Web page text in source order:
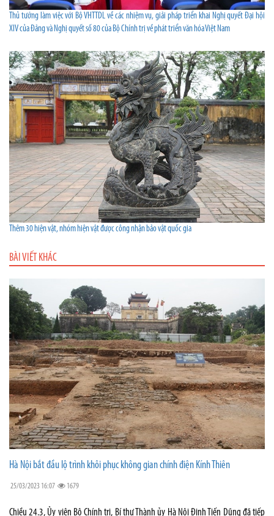
Thủ tướng làm việc với Bộ VHTTDL về các nhiệm vụ, giải pháp triển khai Nghị quyết Đại hội
XIV của Đảng và Nghị quyết số 80 của Bộ Chính trị về phát triển văn hóa Việt Nam
Thêm 30 hiện vật, nhóm hiện vật được công nhận bảo vật quốc gia
BÀI VIẾT KHÁC
Hà Nội bắt đầu lộ trình khôi phục không gian chính điện Kính Thiên
25/03/2023 16:07 1679
Chiều 24.3, Ủy viên Bộ Chính trị, Bí thư Thành ủy Hà Nội Đinh Tiến Dũng đã tiếp